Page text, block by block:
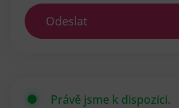
Odeslat
Právě jsme k dispozici.